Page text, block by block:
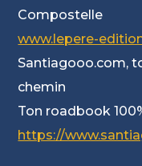
Compostelle
www.lepere-
Santiagooo.com,
chemin
Ton roadbook
https://